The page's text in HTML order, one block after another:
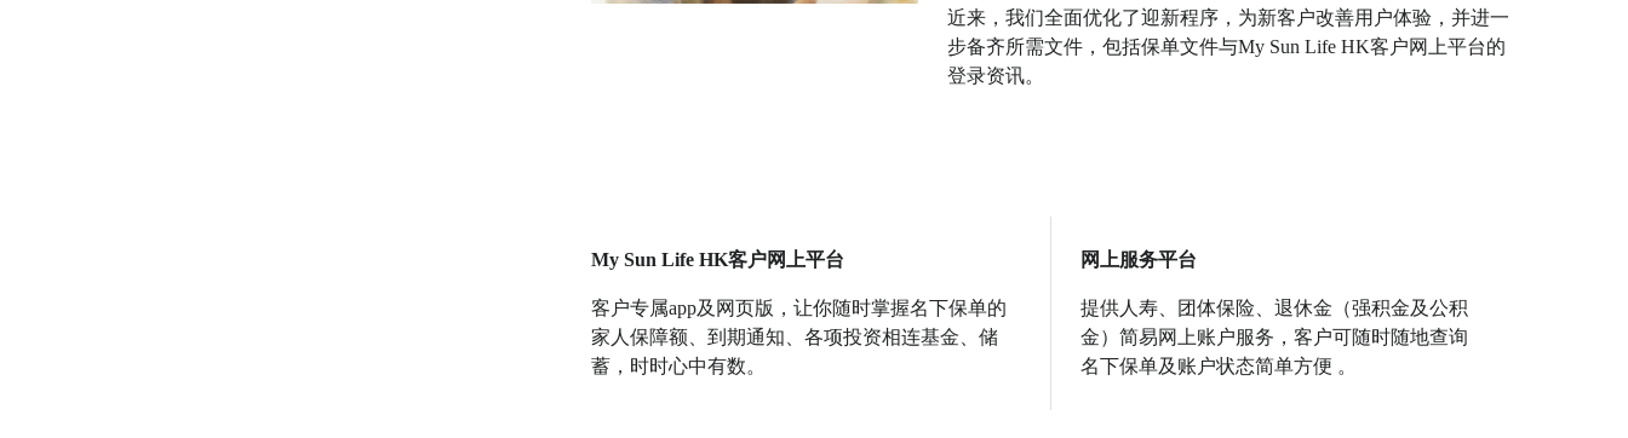
近来，我们全面优化了迎新程序，为新客户改善用户体验，并进一
步备齐所需文件，包括保单文件与My Sun Life HK客户网上平台的
登录资讯。
My Sun Life HK客户网上平台
客户专属app及网页版，让你随时掌握名下保单的
家人保障额、到期通知、各项投资相连基金、储
蓄，时时心中有数。
网上服务平台
提供人寿、团体保险、退休金（强积金及公积
金）简易网上账户服务，客户可随时随地查询
名下保单及账户状态简单方便 。